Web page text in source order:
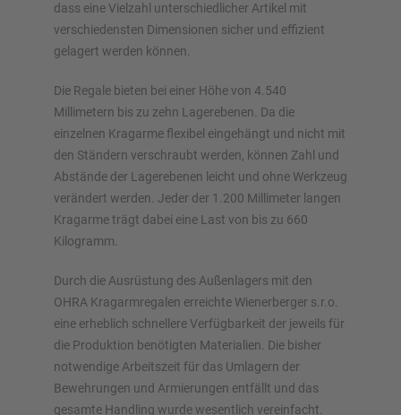
dass eine Vielzahl unterschiedlicher Artikel mit
verschiedensten Dimensionen sicher und effizient
gelagert werden können.
Die Regale bieten bei einer Höhe von 4.540
Millimetern bis zu zehn Lagerebenen. Da die
einzelnen Kragarme flexibel eingehängt und nicht mit
den Ständern verschraubt werden, können Zahl und
Abstände der Lagerebenen leicht und ohne Werkzeug
verändert werden. Jeder der 1.200 Millimeter langen
Kragarme trägt dabei eine Last von bis zu 660
Kilogramm.
Durch die Ausrüstung des Außenlagers mit den
OHRA Kragarmregalen erreichte Wienerberger s.r.o.
eine erheblich schnellere Verfügbarkeit der jeweils für
die Produktion benötigten Materialien. Die bisher
notwendige Arbeitszeit für das Umlagern der
Bewehrungen und Armierungen entfällt und das
gesamte Handling wurde wesentlich vereinfacht.